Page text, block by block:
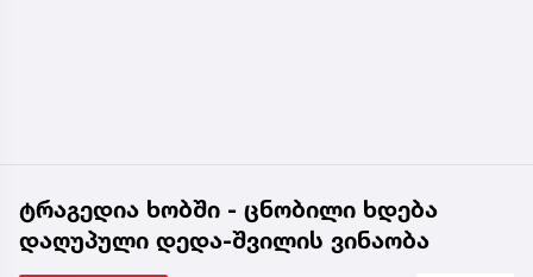
ტრაგედია ხობში - ცნობილი ხდება
დაღუპული დედა-შვილის ვინაობა